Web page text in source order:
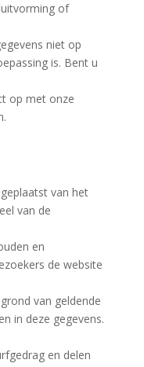
of
niet op
is. Bent u
op met onze
van het
van de
en
de website
van geldende
in deze gegevens.
en delen